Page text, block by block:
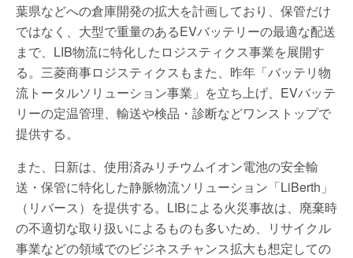
葉県などへの倉庫開発の拡大を計画しており、保管だけ
ではなく、大型で重量のあるEVバッテリーの最適な配送
まで、LIB物流に特化したロジスティクス事業を展開す
る。三菱商事ロジスティクスもまた、昨年「バッテリ物
流トータルソリューション事業」を立ち上げ、EVバッテ
リーの定温管理、輸送や検品・診断などワンストップで
提供する。
また、日新は、使用済みリチウムイオン電池の安全輸
送・保管に特化した静脈物流ソリューション「LiBerth」
（リバース）を提供する。LIBによる火災事故は、廃棄時
の不適切な取り扱いによるものも多いため、リサイクル
事業などの領域でのビジネスチャンス拡大も想定しての